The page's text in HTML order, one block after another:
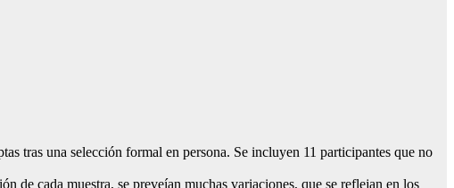
tras una selección formal en persona. Se incluyen 11 participantes que no
de cada muestra, se preveían muchas variaciones, que se reflejan en los